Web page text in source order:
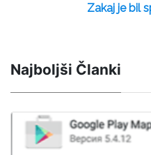
Zakaj je bil
Najboljši Članki